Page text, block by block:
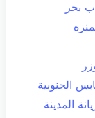
بحر
الجنوبية
المدينة